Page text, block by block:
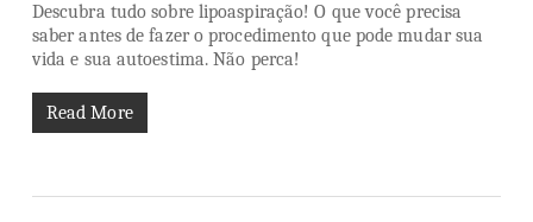
Descubra tudo sobre lipoaspiração! O que você precisa
saber antes de fazer o procedimento que pode mudar sua
vida e sua autoestima. Não perca!
Read More